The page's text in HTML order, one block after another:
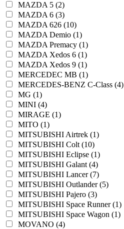
MAZDA 5 (2)
MAZDA 6 (3)
MAZDA 626 (10)
MAZDA Demio (1)
MAZDA Premacy (1)
MAZDA Xedos 6 (1)
MAZDA Xedos 9 (1)
MERCEDEC MB (1)
MERCEDES-BENZ C-Class (4)
MG (1)
MINI (4)
MIRAGE (1)
MITO (1)
MITSUBISHI Airtrek (1)
MITSUBISHI Colt (10)
MITSUBISHI Eclipse (1)
MITSUBISHI Galant (4)
MITSUBISHI Lancer (7)
MITSUBISHI Outlander (5)
MITSUBISHI Pajero (3)
MITSUBISHI Space Runner (1)
MITSUBISHI Space Wagon (1)
MOVANO (4)